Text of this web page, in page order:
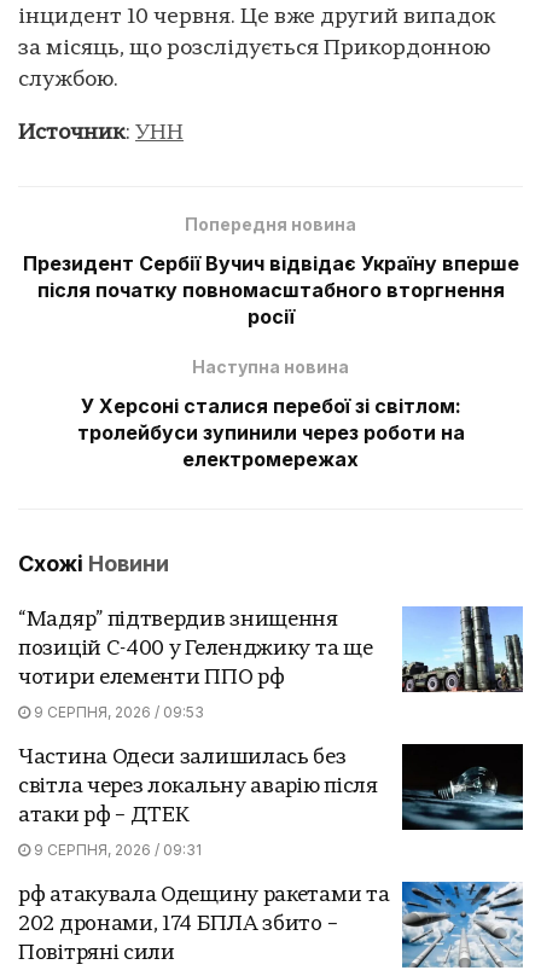
інцидент 10 червня. Це вже другий випадок
за місяць, що розслідується Прикордонною
службою.
Источник: УНН
Попередня новина
Президент Сербії Вучич відвідає Україну вперше
після початку повномасштабного вторгнення
росії
Наступна новина
У Херсоні сталися перебої зі світлом:
тролейбуси зупинили через роботи на
електромережах
Схожі Новини
“Мадяр” підтвердив знищення
позицій С-400 у Геленджику та ще
чотири елементи ППО рф
9 СЕРПНЯ, 2026 / 09:53
Частина Одеси залишилась без
світла через локальну аварію після
атаки рф – ДТЕК
9 СЕРПНЯ, 2026 / 09:31
рф атакувала Одещину ракетами та
202 дронами, 174 БПЛА збито –
Повітряні сили